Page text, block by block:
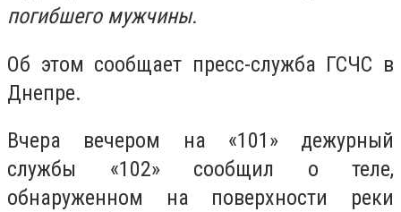
погибшего мужчины.
Об этом сообщает пресс-служба ГСЧС в
Днепре.
Вчера вечером на «101» дежурный
службы «102» сообщил о теле,
обнаруженном на поверхности реки